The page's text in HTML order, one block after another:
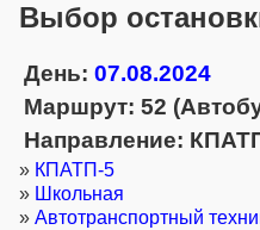
Выбор
День: 07.08.2024
Маршрут: 52
Направление:
» КПАТП-5
» Школьная
» Автотранспортный